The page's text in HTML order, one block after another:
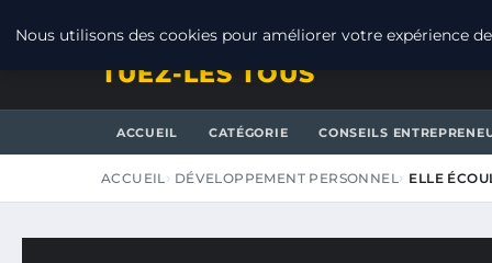
TUEZ-LES TOUS
ACCUEIL CATÉGORIE CONSEILS
ACCUEIL DÉVELOPPEMENT PERSONNEL ELLE
Nous utilisons des cookies pour améliorer votre expérience